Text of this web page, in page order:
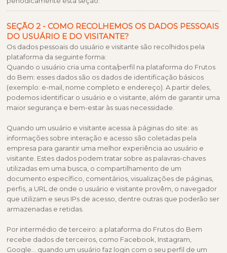
SEÇÃO 2 - COMO RECOLHEMOS OS DADOS PESSOAIS
DO USUÁRIO E DO VISITANTE?
Os dados pessoais do usuário e visitante são recolhidos pela
plataforma da seguinte forma:
Quando o usuário cria uma conta/perfil na plataforma do Frutos
do Bem: esses dados são os dados de identificação básicos
(exemplo: e-mail, nome completo e endereço). A partir deles,
podemos identificar o usuário e o visitante, além de garantir uma
maior segurança e bem-estar às suas necessidade.
Quando um usuário e visitante acessa à páginas do site: as
informações sobre interação e acesso são coletadas pela
empresa para garantir uma melhor experiência ao usuário e
visitante. Estes dados podem tratar sobre as palavras-chaves
utilizadas em uma busca, o compartilhamento de um
documento específico, comentários, visualizações de páginas,
perfis, a URL de onde o usuário e visitante provêm, o navegador
que utilizam e seus IPs de acesso, dentre outras que poderão ser
armazenadas e retidas.
Por intermédio de terceiro: a plataforma do Frutos do Bem
recebe dados de terceiros, como Facebook, Instagram,
Google... quando um usuário faz login com o seu perfil de um